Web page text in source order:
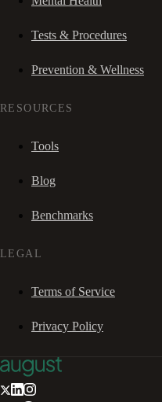
Tests & Procedures
Prevention & Wellness
RESOURCES
Tools
Blog
Benchmarks
LEGAL
Terms of Service
Privacy Policy